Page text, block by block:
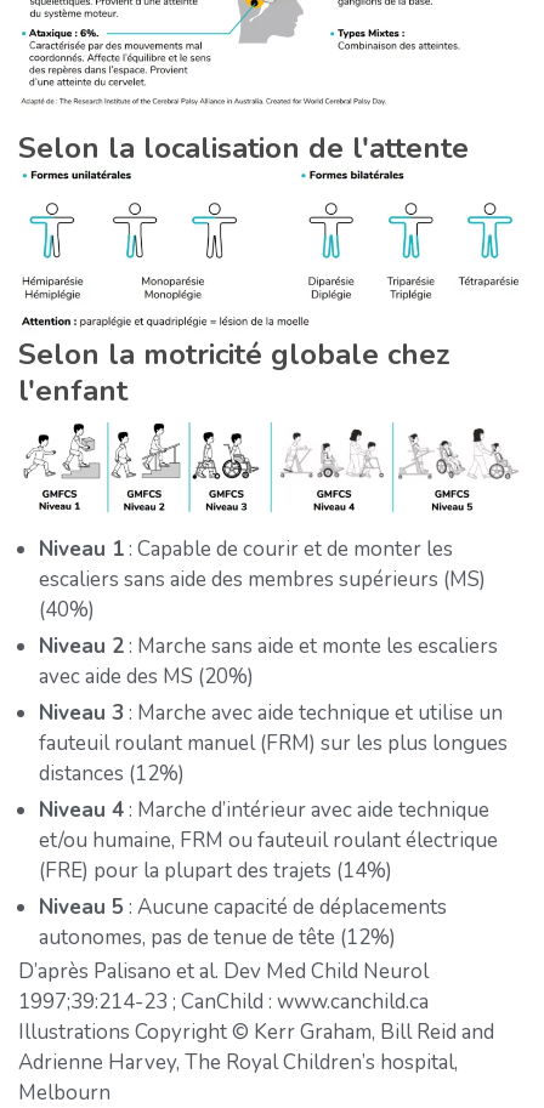
Selon la localisation de l'attente
Selon la motricité globale chez
l'enfant
Niveau 1: Capable de courir et de monter les
escaliers sans aide des membres supérieurs (MS)
(40%)
Niveau 2: Marche sans aide et monte les escaliers
avec aide des MS (20%)
Niveau 3 : Marche avec aide technique et utilise un
fauteuil roulant manuel (FRM) sur les plus longues
distances (12%)
Niveau 4: Marche d’intérieur avec aide technique
et/ou humaine, FRM ou fauteuil roulant électrique
(FRE) pour la plupart des trajets (14%)
Niveau 5 : Aucune capacité de déplacements
autonomes, pas de tenue de tête (12%)
D’après Palisano et al. Dev Med Child Neurol
1997;39:214-23 ; CanChild : www.canchild.ca
Illustrations Copyright © Kerr Graham, Bill Reid and
Adrienne Harvey, The Royal Children’s hospital,
Melbourn